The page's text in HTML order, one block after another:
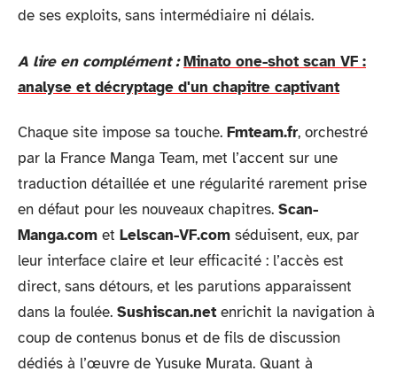
de ses exploits, sans intermédiaire ni délais.
A lire en complément : Minato one-shot scan VF :
analyse et décryptage d'un chapitre captivant
Chaque site impose sa touche. Fmteam.fr, orchestré
par la France Manga Team, met l’accent sur une
traduction détaillée et une régularité rarement prise
en défaut pour les nouveaux chapitres. Scan-
Manga.com et Lelscan-VF.com séduisent, eux, par
leur interface claire et leur efficacité : l’accès est
direct, sans détours, et les parutions apparaissent
dans la foulée. Sushiscan.net enrichit la navigation à
coup de contenus bonus et de fils de discussion
dédiés à l’œuvre de Yusuke Murata. Quant à